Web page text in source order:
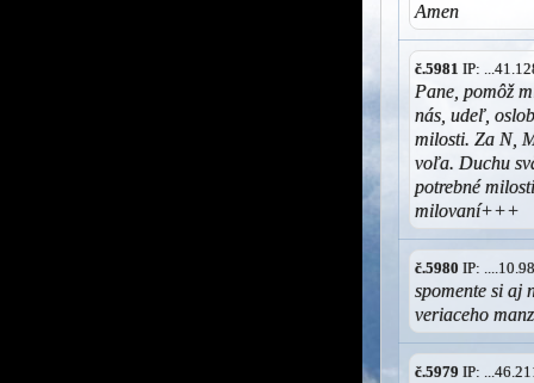
Amen
č.5981 IP:
Pane, pomôž
nás, udeľ,
milosti. Za N,
voľa. Duchu
potrebné
milovaní+++
č.5980 IP:
spomente si aj
veriaceho
č.5979 IP: